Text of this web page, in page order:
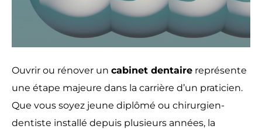
Ouvrir ou rénover un cabinet dentaire représente
une étape majeure dans la carrière d’un praticien.
Que vous soyez jeune diplômé ou chirurgien-
dentiste installé depuis plusieurs années, la